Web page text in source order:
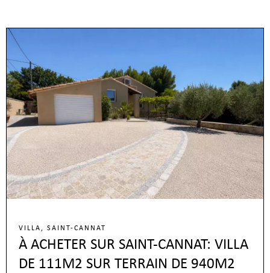
VILLA, SAINT-CANNAT
À ACHETER SUR SAINT-CANNAT: VILLA
DE 111M2 SUR TERRAIN DE 940M2